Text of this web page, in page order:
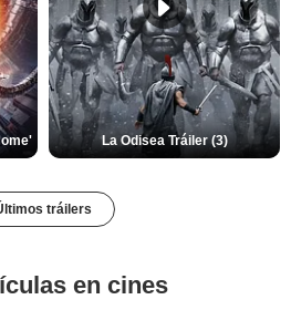
La Odisea Tráiler (3)
tráilers
en cines